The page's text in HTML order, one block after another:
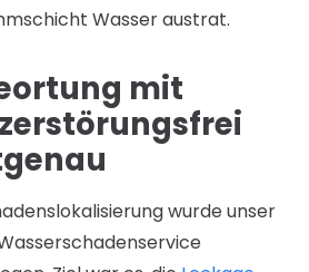
Wasser austrat.
mit
wurde unser